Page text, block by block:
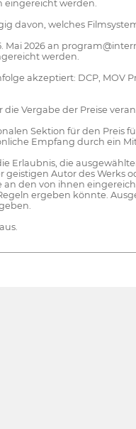
eingereicht werden.
davon, welches
2026 an
werden.
akzeptiert: DCP, MOV
Vergabe der Preise
Sektion für den
Empfang durch ein
Erlaubnis, die
Autor des Werks
an den von ihnen
ergeben könnte.